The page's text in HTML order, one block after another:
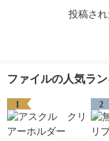
投稿され
ファイルの人気ラ
1 2